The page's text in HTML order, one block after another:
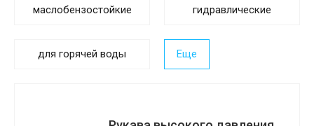
маслобензостойкие гидравлические
для горячей воды Еще